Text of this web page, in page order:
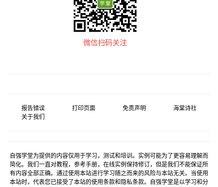
微信扫码关注
报告错误 打印页面 免责声明
海棠诗社
关于我们
自强学堂为提供的内容仅用于学习，测试和培训。实例可能为了更容易理解而
简化。我们一直对教程，参考手册，在线实例保持修订，但是我们不能保证所
有内容全部正确。通过使用本站进行学习随之而来的风险与本站无关。当使用
本站时，代表您已接受了本站的使用条款和隐私条款。自强学堂是以学习和分